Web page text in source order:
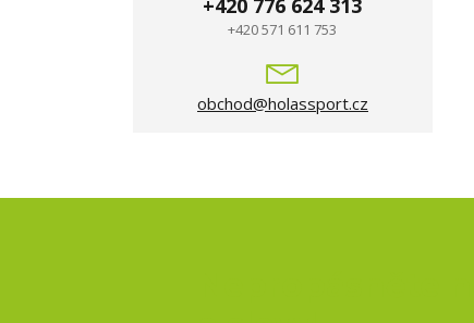
+420 776 624 313
+420 571 611 753
obchod@holassport.cz